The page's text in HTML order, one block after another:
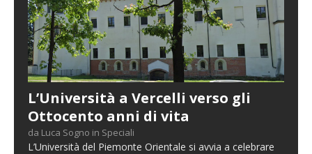
L’Università a Vercelli verso gli
Ottocento anni di vita
da Luca Sogno in Speciali
L’Università del Piemonte Orientale si avvia a celebrare